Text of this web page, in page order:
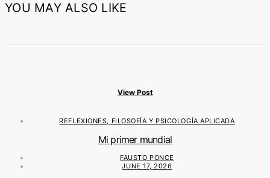
YOU MAY ALSO LIKE
View Post
REFLEXIONES, FILOSOFÍA Y PSICOLOGÍA APLICADA
Mi primer mundial
FAUSTO PONCE
JUNE 17, 2026